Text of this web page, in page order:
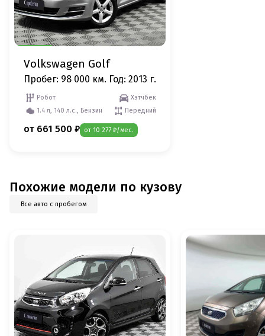
Volkswagen Golf
Пробег: 98 000 км. Год: 2013 г.
Робот
Хэтчбек
1.4 л, 140 л.с., Бензин
Передний
от 661 500 ₽ от 10 277 ₽/мес.
Похожие модели по кузову
Все авто с пробегом